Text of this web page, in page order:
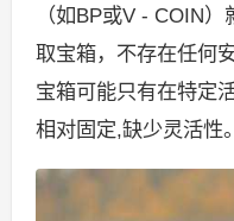
（如BP或V - COIN
取宝箱，不存在任何
宝箱可能只有在特定
相对固定,缺少灵活性。